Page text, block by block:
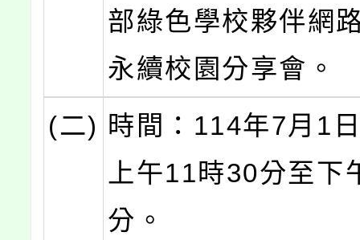
部綠色學校夥伴網
永續校園分享會。
(二) 時間：114年7月1
上午11時30分至下
分。